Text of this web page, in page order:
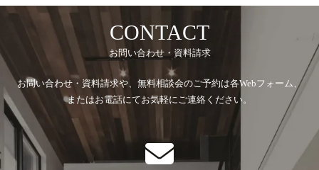
CONTACT
お問い合わせ・資料請求
お問い合わせ・資料請求や、無料相談会のご予約は各Webフォーム、
またはお電話にてお気軽にご連絡ください。